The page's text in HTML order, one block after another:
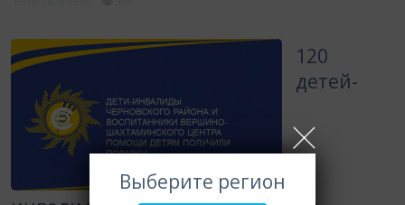
Выберите регион
​120
детей-